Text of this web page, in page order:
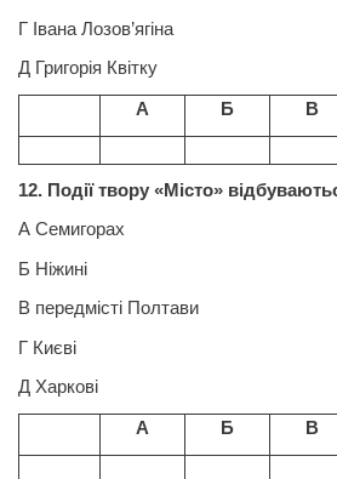
Г Івана Лозов’ягіна
Д Григорія Квітку
А
Б В
12. Події твору «Місто»
А Семигорах
Б Ніжині
В передмісті Полтави
Г Києві
Д Харкові
А
Б В